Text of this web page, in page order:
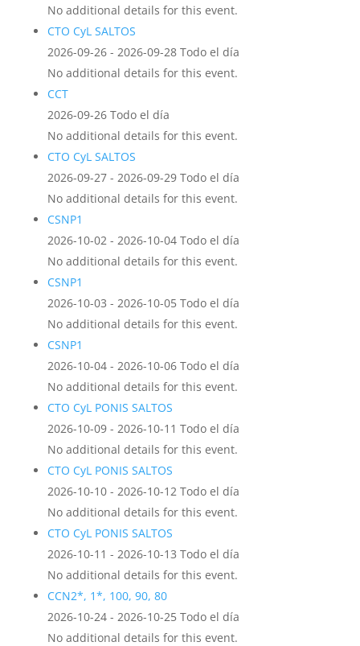
No additional details for this event.
CTO CyL SALTOS
2026-09-26 - 2026-09-28 Todo el día
No additional details for this event.
CCT
2026-09-26 Todo el día
No additional details for this event.
CTO CyL SALTOS
2026-09-27 - 2026-09-29 Todo el día
No additional details for this event.
CSNP1
2026-10-02 - 2026-10-04 Todo el día
No additional details for this event.
CSNP1
2026-10-03 - 2026-10-05 Todo el día
No additional details for this event.
CSNP1
2026-10-04 - 2026-10-06 Todo el día
No additional details for this event.
CTO CyL PONIS SALTOS
2026-10-09 - 2026-10-11 Todo el día
No additional details for this event.
CTO CyL PONIS SALTOS
2026-10-10 - 2026-10-12 Todo el día
No additional details for this event.
CTO CyL PONIS SALTOS
2026-10-11 - 2026-10-13 Todo el día
No additional details for this event.
CCN2*, 1*, 100, 90, 80
2026-10-24 - 2026-10-25 Todo el día
No additional details for this event.